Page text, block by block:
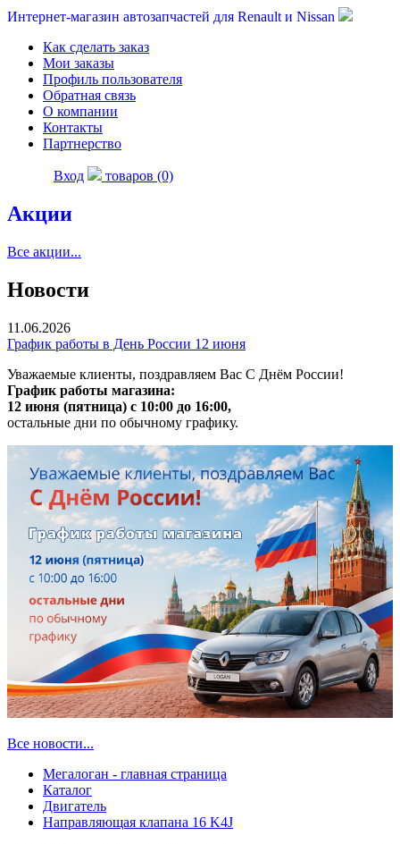
Интернет-магазин автозапчастей для Renault и Nissan
Как сделать заказ
Мои заказы
Профиль пользователя
Обратная связь
О компании
Контакты
Партнерство
Вход товаров (0)
Акции
Все акции...
Новости
11.06.2026
График работы в День России 12 июня
Уважаемые клиенты, поздравляем Вас С Днём России!
График работы магазина:
12 июня (пятница) с 10:00 до 16:00,
остальные дни по обычному графику.
Все новости...
Мегалоган - главная страница
Каталог
Двигатель
Направляющая клапана 16 K4J